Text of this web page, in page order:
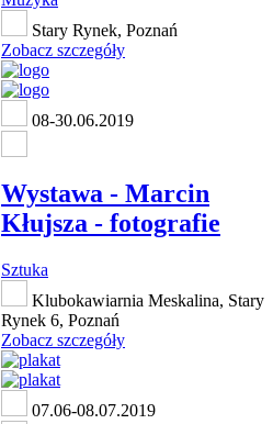
Stary Rynek, Poznań
Zobacz szczegóły
08-30.06.2019
Wystawa - Marcin
Kłujsza - fotografie
Sztuka
Klubokawiarnia Meskalina, Stary
Rynek 6, Poznań
Zobacz szczegóły
07.06-08.07.2019